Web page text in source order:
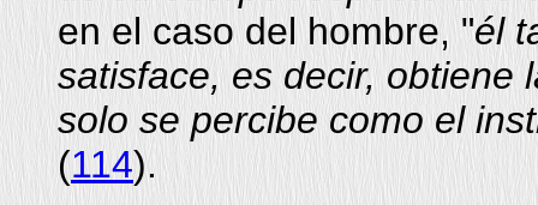
en el caso del hombre, "él
satisface, es decir, obtiene
solo se percibe como el
(114).